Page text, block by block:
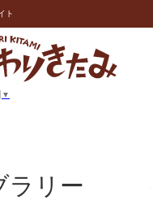
ト
▼
ラリー